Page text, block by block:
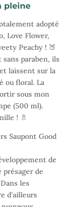
pleine
adopté
Love Flower,
Peachy ! 🍑
paraben, ils
laissent sur la
ou floral. La
sous mon
(500 ml).
! 🚿
de
de
les
d’ailleurs